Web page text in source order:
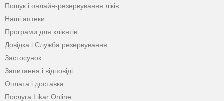
Пошук і онлайн-резервування ліків
Наші аптеки
Програми для клієнтів
Довідка і Служба резервування
Застосунок
Запитання і відповіді
Оплата і доставка
Послуга Likar Online